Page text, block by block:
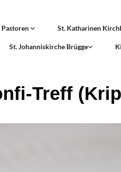
St. Katharinen
St. Johanniskirche Brügge
Treff